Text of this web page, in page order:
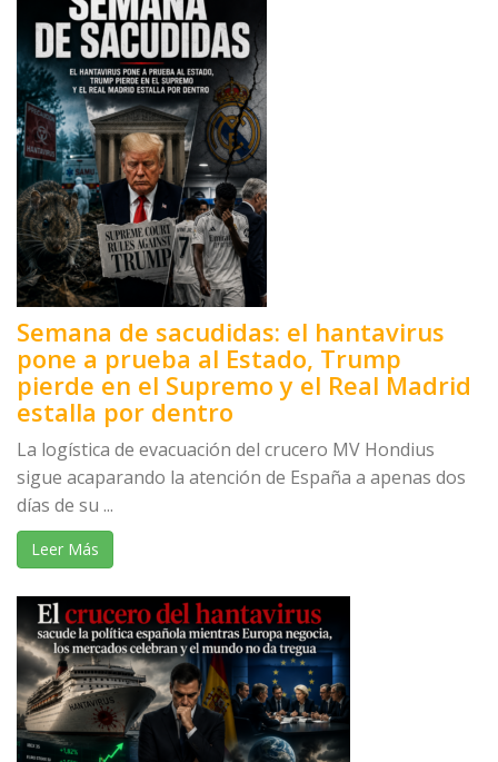
Semana de sacudidas: el hantavirus
pone a prueba al Estado, Trump
pierde en el Supremo y el Real Madrid
estalla por dentro
La logística de evacuación del crucero MV Hondius
sigue acaparando la atención de España a apenas dos
días de su ...
Leer Más